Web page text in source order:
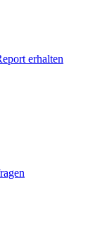
erhalten